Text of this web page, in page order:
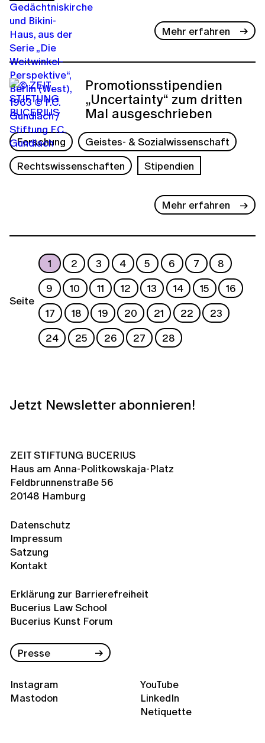
Mehr erfahren
Promotionsstipendien
„Uncertainty“ zum dritten
Mal ausgeschrieben
Forschung
Geistes- & Sozialwissenschaft
Rechtswissenschaften
Stipendien
Mehr erfahren
Seite
1 2 3 4 5 6 7
8
9
10 11 12 13 14 15
16
17
18 19 20 21 22
23
24
25 26 27 28
Jetzt Newsletter abonnieren!
ZEIT STIFTUNG BUCERIUS
Haus am Anna-Politkowskaja-Platz
Feldbrunnenstraße 56
20148 Hamburg
Datenschutz
Impressum
Satzung
Kontakt
Erklärung zur Barrierefreiheit
Bucerius Law School
Bucerius Kunst Forum
Presse
Instagram
Mastodon
YouTube
LinkedIn
Netiquette